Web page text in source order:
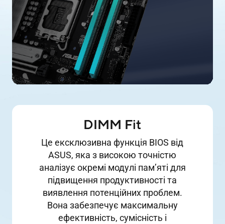
DIMM Fit
Це ексклюзивна функція BIOS від
ASUS, яка з високою точністю
аналізує окремі модулі пам’яті для
підвищення продуктивності та
виявлення потенційних проблем.
Вона забезпечує максимальну
ефективність, сумісність і